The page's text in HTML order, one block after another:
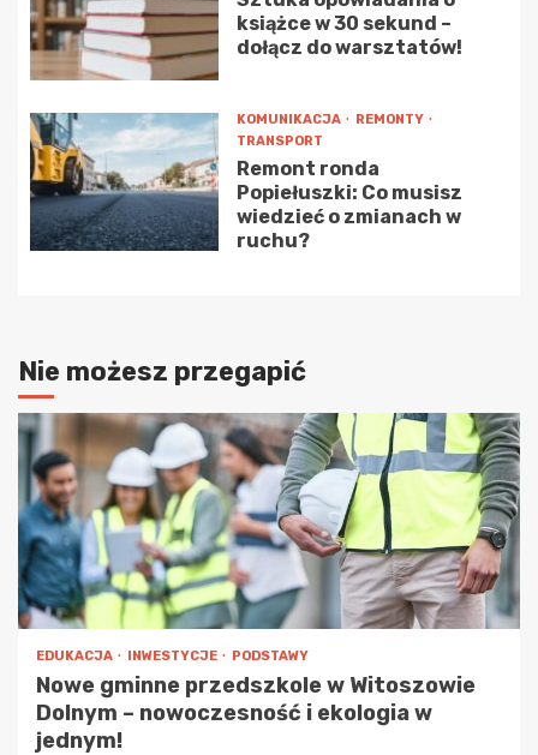
książce w 30 sekund –
dołącz do warsztatów!
KOMUNIKACJA
REMONTY
TRANSPORT
Remont ronda
Popiełuszki: Co musisz
wiedzieć o zmianach w
ruchu?
Nie możesz przegapić
EDUKACJA INWESTYCJE PODSTAWY
Nowe gminne przedszkole w Witoszowie
Dolnym – nowoczesność i ekologia w
jednym!